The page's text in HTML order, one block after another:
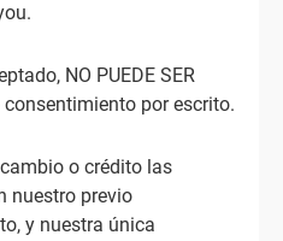
NO PUEDE SER
consentimiento por escrito.
o crédito las
nuestro previo
y nuestra única